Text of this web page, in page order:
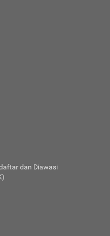
dan Diawasi